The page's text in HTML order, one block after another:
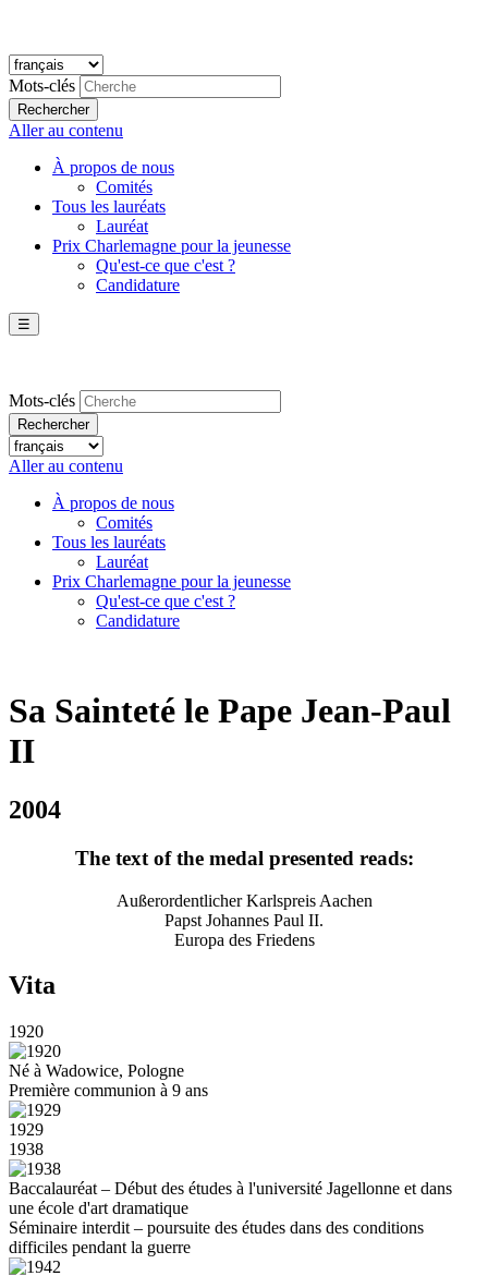
Mots-clés
Rechercher
Aller au contenu
À propos de nous
Comités
Tous les lauréats
Lauréat
Prix Charlemagne pour la jeunesse
Qu'est-ce que c'est ?
Candidature
☰
Mots-clés
Rechercher
Aller au contenu
À propos de nous
Comités
Tous les lauréats
Lauréat
Prix Charlemagne pour la jeunesse
Qu'est-ce que c'est ?
Candidature
Sa Sainteté le Pape Jean-Paul
II
2004
The text of the medal presented reads:
Außerordentlicher Karlspreis Aachen
Papst Johannes Paul II.
Europa des Friedens
Vita
1920
Né à Wadowice, Pologne
Première communion à 9 ans
1929
1938
Baccalauréat – Début des études à l'université Jagellonne et dans
une école d'art dramatique
Séminaire interdit – poursuite des études dans des conditions
difficiles pendant la guerre